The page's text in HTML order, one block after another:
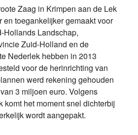
Zaag in Krimpen aan de Lek
en toegankelijker gemaakt voor
Hollands Landschap,
Zuid-Holland en de
Nederlek hebben in 2013
voor de herinrichting van
werd rekening gehouden
3 miljoen euro. Volgens
komt het moment snel dichterbij
wordt aangepakt.